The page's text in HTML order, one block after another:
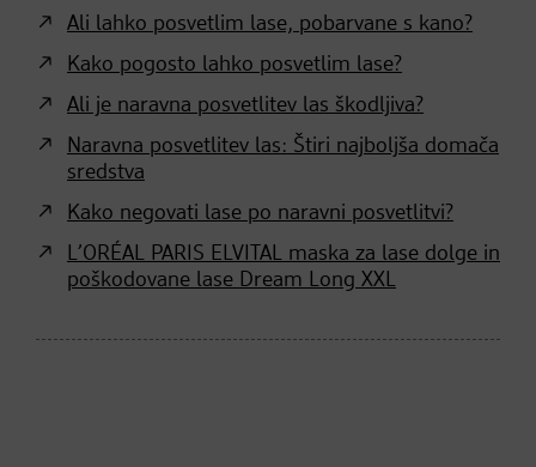
Ali lahko posvetlim lase, pobarvane s kano?
Kako pogosto lahko posvetlim lase?
Ali je naravna posvetlitev las škodljiva?
Naravna posvetlitev las: Štiri najboljša domača
sredstva
Kako negovati lase po naravni posvetlitvi?
L’ORÉAL PARIS ELVITAL maska za lase dolge in
poškodovane lase Dream Long XXL